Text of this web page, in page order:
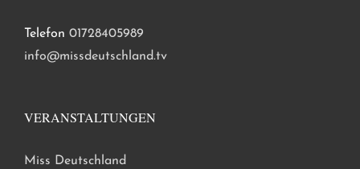
Telefon 01728405989
info@missdeutschland.tv
VERANSTALTUNGEN
Miss Deutschland